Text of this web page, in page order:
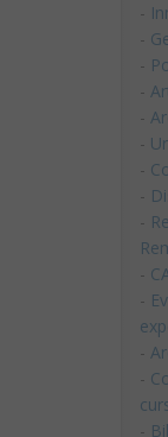
-
-
-
-
-
-
-
-
-
-
-
-
-
-